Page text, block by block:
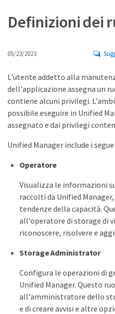
Definizioni dei
05/23/2023
L'utente addetto alla
dell'applicazione assegna un
contiene alcuni privilegi.
possibile eseguire in Unified
assegnato e dai privilegi
Unified Manager include i
Operatore
Visualizza le informazioni
raccolti da Unified
tendenze della capacità.
all'operatore di storage di
riconoscere, risolvere e
Storage Administrator
Configura le operazioni di
Unified Manager. Questo
all'amministratore dello
e di creare avvisi e altre